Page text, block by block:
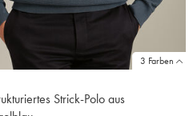
3 Farben
Strick-Polo aus